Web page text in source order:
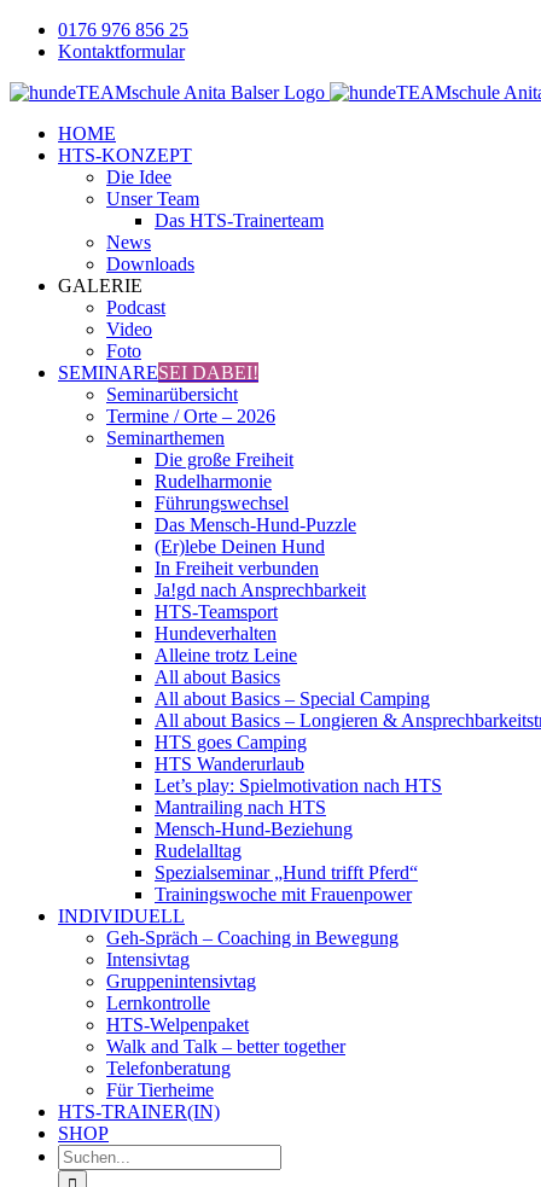
Zum
Inhalt
0176 976 856 25
Kontaktformular
Facebook
YouTube
Instagram
HOME
HTS-KONZEPT
Die Idee
Unser Team
Das HTS-Trainerteam
News
Downloads
GALERIE
Podcast
Video
Foto
SEMINARESEI DABEI!
Seminarübersicht
Termine / Orte – 2026
Seminarthemen
Die große Freiheit
Rudelharmonie
Führungswechsel
Das Mensch-Hund-Puzzle
(Er)lebe Deinen Hund
In Freiheit verbunden
Ja!gd nach Ansprechbarkeit
HTS-Teamsport
Hundeverhalten
Alleine trotz Leine
All about Basics
All about Basics – Special Camping
All about Basics – Longieren &
HTS goes Camping
HTS Wanderurlaub
Let’s play: Spielmotivation nach HTS
Mantrailing nach HTS
Mensch-Hund-Beziehung
Rudelalltag
Spezialseminar „Hund trifft Pferd“
Trainingswoche mit Frauenpower
INDIVIDUELL
Geh-Spräch – Coaching in Bewegung
Intensivtag
Gruppenintensivtag
Lernkontrolle
HTS-Welpenpaket
Walk and Talk – better together
Telefonberatung
Für Tierheime
HTS-TRAINER(IN)
SHOP
Suche
nach: